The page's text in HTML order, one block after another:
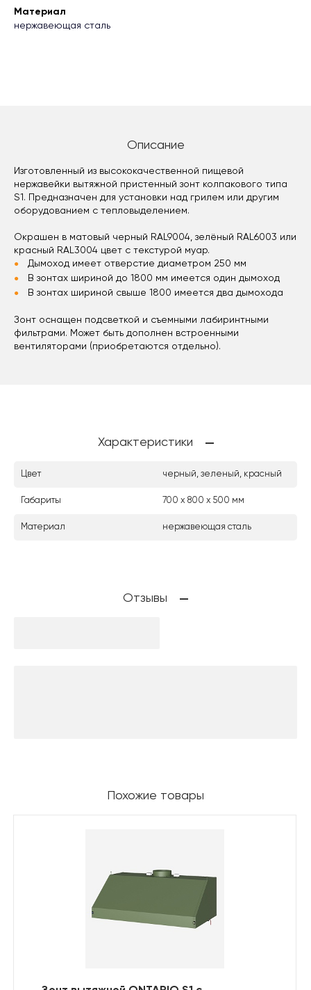
Материал
нержавеющая сталь
Описание
Изготовленный из высококачественной пищевой
нержавейки вытяжной пристенный зонт колпакового типа
S1. Предназначен для установки над грилем или другим
оборудованием с тепловыделением.
Окрашен в матовый черный RAL9004, зелёный RAL6003 или
красный RAL3004 цвет с текстурой муар.
Дымоход имеет отверстие диаметром 250 мм
В зонтах шириной до 1800 мм имеется один дымоход
В зонтах шириной свыше 1800 имеется два дымохода
Зонт оснащен подсветкой и съемными лабиринтными
фильтрами. Может быть дополнен встроенными
вентиляторами (приобретаются отдельно).
Характеристики
Цвет черный, зеленый, красный
Габариты 700 x 800 х 500 мм
Материал нержавеющая сталь
Отзывы
Похожие товары